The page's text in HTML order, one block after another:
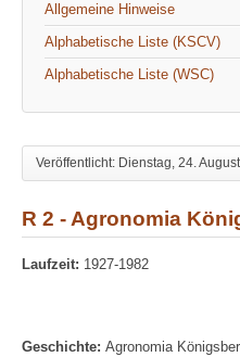
Allgemeine Hinweise
Alphabetische Liste (KSCV)
Alphabetische Liste (WSC)
Veröffentlicht: Dienstag, 24.
R 2 - Agronomia
Laufzeit: 1927-1982
Geschichte: Agronomia